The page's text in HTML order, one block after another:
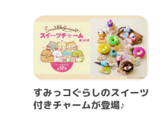
すみっコぐらしのスイーツ
付きチャームが登場♪